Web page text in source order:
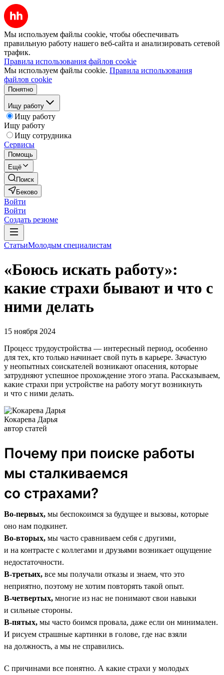
Мы используем файлы cookie, чтобы обеспечивать
правильную работу нашего веб-сайта и анализировать сетевой
трафик.
Правила использования файлов cookie
Мы используем файлы cookie. Правила использования
файлов cookie
Понятно
Ищу работу
Ищу работу
Ищу работу
Ищу сотрудника
Сервисы
Помощь
Ещё
Поиск
Беково
Войти
Войти
Создать резюме
СтатьиМолодым специалистам
«Боюсь искать работу»:
какие страхи бывают и что с
ними делать
15 ноября 2024
Процесс трудоустройства — интересный период, особенно
для тех, кто только начинает свой путь в карьере. Зачастую
у неопытных соискателей возникают опасения, которые
затрудняют успешное прохождение этого этапа. Рассказываем,
какие страхи при устройстве на работу могут возникнуть
и что с ними делать.
Кокарева Дарья
автор статей
Почему при поиске работы
мы сталкиваемся
со страхами?
Во-первых, мы беспокоимся за будущее и вызовы, которые
оно нам подкинет.
Во-вторых, мы часто сравниваем себя с другими,
и на контрасте с коллегами и друзьями возникает ощущение
недостаточности.
В-третьих, все мы получали отказы и знаем, что это
неприятно, поэтому не хотим повторять такой опыт.
В-четвертых, многие из нас не понимают свои навыки
и сильные стороны.
В-пятых, мы часто боимся провала, даже если он минимален.
И рисуем страшные картинки в голове, где нас взяли
на должность, а мы не справились.
С причинами все понятно. А какие страхи у молодых